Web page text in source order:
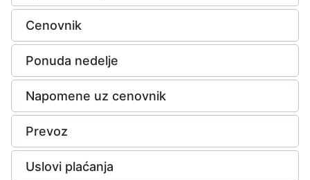
Cenovnik
Ponuda nedelje
Napomene uz cenovnik
Prevoz
Uslovi plaćanja